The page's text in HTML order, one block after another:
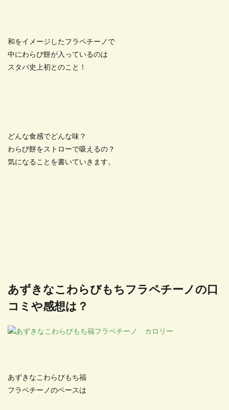
和をイメージしたフラペチーノで
中にわらび餅が入っているのは
スタバ史上初とのこと！
どんな食感でどんな味？
わらび餅をストローで吸えるの？
気になることを書いていきます。
あずきなこわらびもちフラペチーノの口
コミや感想は？
あずきなこわらびもち福
フラペチーノのベースは